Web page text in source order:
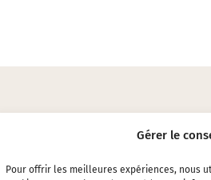
Gérer le
Pour offrir les meilleures expériences, nous